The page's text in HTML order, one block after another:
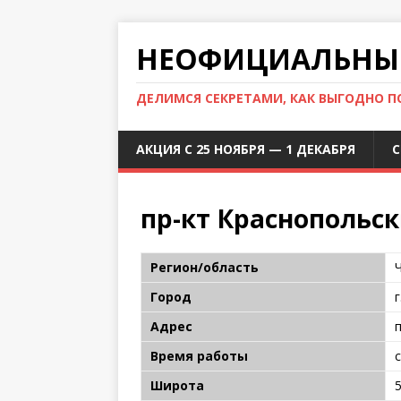
ДЕЛИМСЯ СЕКРЕТАМИ, КАК ВЫГОДНО
АКЦИЯ С 25 НОЯБРЯ — 1 ДЕКАБРЯ
пр-кт
Регион/область
Город
Адрес
Время работы
Широта